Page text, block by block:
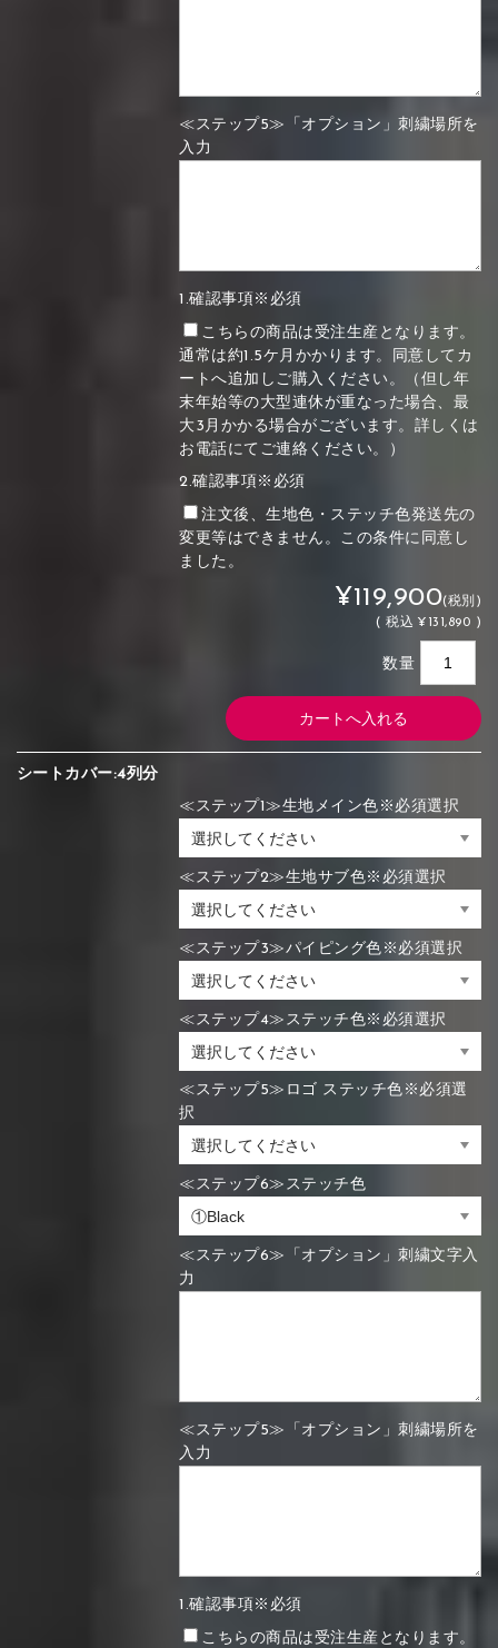
≪ステップ5≫「オプション」刺繍場所を
入力
1.確認事項※必須
こちらの商品は受注生産となります。
通常は約1.5ケ月かかります。同意してカ
ートへ追加しご購入ください。（但し年
末年始等の大型連休が重なった場合、最
大3月かかる場合がございます。詳しくは
お電話にてご連絡ください。）
2.確認事項※必須
注文後、生地色・ステッチ色発送先の
変更等はできません。この条件に同意し
ました。
¥119,900(税別)
(税込 ¥131,890 )
数量
シートカバー:4列分
≪ステップ1≫生地メイン色※必須選択
≪ステップ2≫生地サブ色※必須選択
≪ステップ3≫パイピング色※必須選択
≪ステップ4≫ステッチ色※必須選択
≪ステップ5≫ロゴ ステッチ色※必須選
択
≪ステップ6≫ステッチ色
≪ステップ6≫「オプション」刺繍文字入
力
≪ステップ5≫「オプション」刺繍場所を
入力
1.確認事項※必須
こちらの商品は受注生産となります。